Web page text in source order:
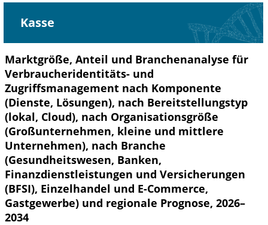
Kasse
Marktgröße, Anteil und Branchenanalyse für
Verbraucheridentitäts- und
Zugriffsmanagement nach Komponente
(Dienste, Lösungen), nach Bereitstellungstyp
(lokal, Cloud), nach Organisationsgröße
(Großunternehmen, kleine und mittlere
Unternehmen), nach Branche
(Gesundheitswesen, Banken,
Finanzdienstleistungen und Versicherungen
(BFSI), Einzelhandel und E-Commerce,
Gastgewerbe) und regionale Prognose, 2026–
2034